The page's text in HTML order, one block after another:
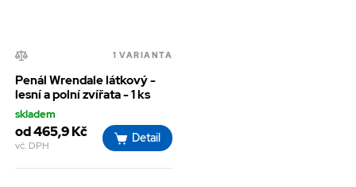
1 VARIANTA
Penál Wrendale látkový -
lesní a polní zvířata - 1 ks
skladem
od 465,9 Kč
vč. DPH
Detail